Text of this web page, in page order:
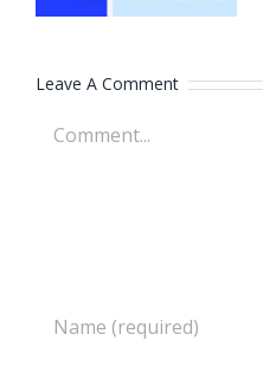
Leave A Comment
Comment